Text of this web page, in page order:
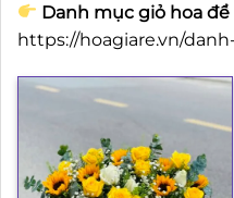
Danh mục giỏ hoa để
https://hoagiare.vn/